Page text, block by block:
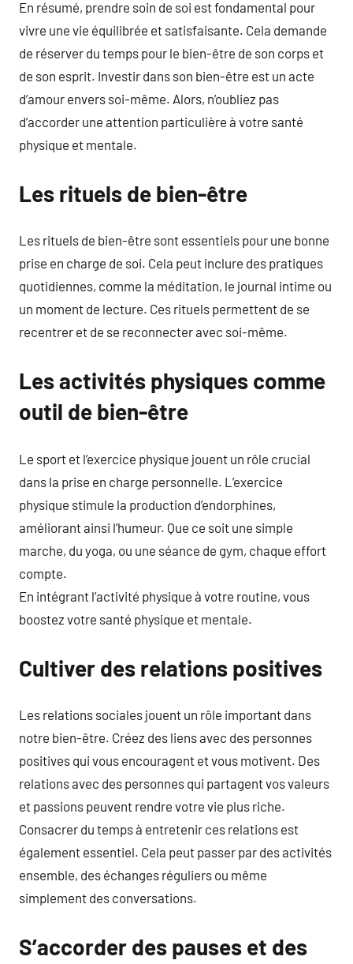
En résumé, prendre soin de soi est fondamental pour
vivre une vie équilibrée et satisfaisante. Cela demande
de réserver du temps pour le bien-être de son corps et
de son esprit. Investir dans son bien-être est un acte
d’amour envers soi-même. Alors, n’oubliez pas
d’accorder une attention particulière à votre santé
physique et mentale.
Les rituels de bien-être
Les rituels de bien-être sont essentiels pour une bonne
prise en charge de soi. Cela peut inclure des pratiques
quotidiennes, comme la méditation, le journal intime ou
un moment de lecture. Ces rituels permettent de se
recentrer et de se reconnecter avec soi-même.
Les activités physiques comme
outil de bien-être
Le sport et l’exercice physique jouent un rôle crucial
dans la prise en charge personnelle. L’exercice
physique stimule la production d’endorphines,
améliorant ainsi l’humeur. Que ce soit une simple
marche, du yoga, ou une séance de gym, chaque effort
compte.
En intégrant l’activité physique à votre routine, vous
boostez votre santé physique et mentale.
Cultiver des relations positives
Les relations sociales jouent un rôle important dans
notre bien-être. Créez des liens avec des personnes
positives qui vous encouragent et vous motivent. Des
relations avec des personnes qui partagent vos valeurs
et passions peuvent rendre votre vie plus riche.
Consacrer du temps à entretenir ces relations est
également essentiel. Cela peut passer par des activités
ensemble, des échanges réguliers ou même
simplement des conversations.
S’accorder des pauses et des